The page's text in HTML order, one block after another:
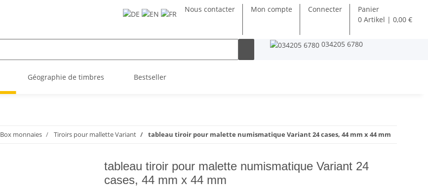
Nous contacter Mon compte Connecter
Panier
0 Artikel | 0,00 €
034205 6780
Géographie de timbres Bestseller
Box monnaies Tiroirs pour mallette Variant tableau tiroir pour malette numismatique Variant 24 cases, 44 mm x 44 mm
tableau tiroir pour malette numismatique Variant 24
cases, 44 mm x 44 mm